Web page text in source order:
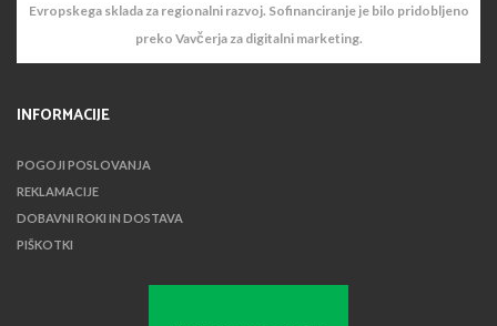
Evropskega sklada za regionalni razvoj. Sofinanciranje je bilo pridobljeno
preko Vavčerja za digitalni marketing.
INFORMACIJE
POGOJI POSLOVANJA
REKLAMACIJE
DOBAVNI ROKI IN DOSTAVA
PIŠKOTKI